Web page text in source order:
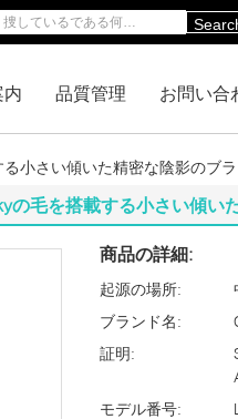
内 品質管理 お問い合
小さい傾いた精密な陰影のブ
の毛を搭載する小さい傾い
商品の詳細:
起源の場所:
ブランド名:
証明:
モデル番号: